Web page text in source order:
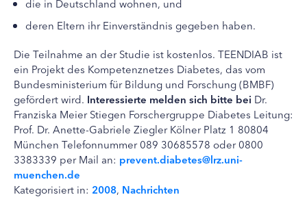
die in Deutschland wohnen, und
deren Eltern ihr Einverständnis gegeben haben.
Die Teilnahme an der Studie ist kostenlos. TEENDIAB ist
ein Projekt des Kompetenznetzes Diabetes, das vom
Bundesministerium für Bildung und Forschung (BMBF)
gefördert wird. Interessierte melden sich bitte bei Dr.
Franziska Meier Stiegen Forschergruppe Diabetes Leitung:
Prof. Dr. Anette-Gabriele Ziegler Kölner Platz 1 80804
München Telefonnummer 089 30685578 oder 0800
3383339 per Mail an: prevent.diabetes@lrz.uni-
muenchen.de
Kategorisiert in: 2008, Nachrichten